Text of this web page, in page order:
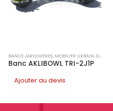
URBAIN,SIMPLEM
2J1P
BANCS MOBILIER URBAIN ,